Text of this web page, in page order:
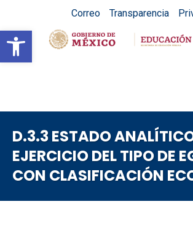
Abrir barra de
Correo Transparencia
D.3.3 ESTADO
EJERCICIO DEL TIPO DE
CON CLASIFICACIÓN